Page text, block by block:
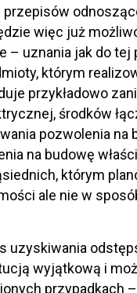
więc już
– uznania jak do
którym
przykładowo
środków
pozwolenia na
na budowę
którym
ale nie w
uzyskiwania
wyjątkową i
przypadkach